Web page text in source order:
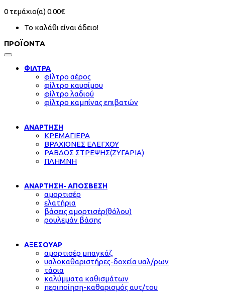
0τεμάχιο(α)0.00€
Το καλάθι είναι άδειο!
ΠΡΟΪΟΝΤΑ
ΦΙΛΤΡΑ
φίλτρο αέρος
φίλτρο καυσίμου
φίλτρο λαδιού
φίλτρο καμπίνας επιβατών
ΑΝΑΡΤΗΣΗ
ΚΡΕΜΑΓΙΕΡΑ
ΒΡΑΧΙΟΝΕΣ ΕΛΕΓΧΟΥ
ΡΑΒΔΟΣ ΣΤΡΕΨΗΣ(ΖΥΓΑΡΙΑ)
ΠΛΗΜΝΗ
ΑΝΑΡΤΗΣΗ- ΑΠΟΣΒΕΣΗ
αμορτισέρ
ελατήρια
βάσεις αμορτισέρ(θόλου)
ρουλεμάν βάσης
ΑΞΕΣΟΥΑΡ
αμορτισέρ μπαγκάζ
υαλοκαθαριστήρες-δοχεία υαλ/ρων
τάσια
καλύμματα καθισμάτων
περιποίηση-καθαρισμός αυτ/του